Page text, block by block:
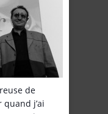
de
j’ai